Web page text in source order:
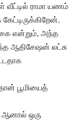
வீட்டில் ராமா யணம்
என்றும், அந்த
ஆதிசேஷன் லட்சு
பூமியைத்
ஆனால் ஒரு